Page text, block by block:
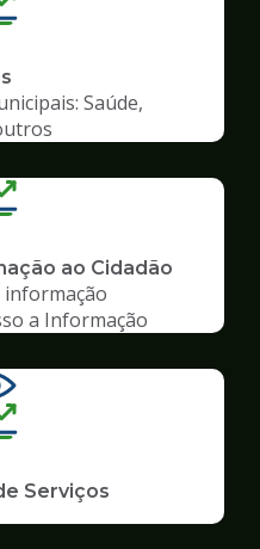
Saúde,
ao Cidadão
informação
a Informação
Serviços